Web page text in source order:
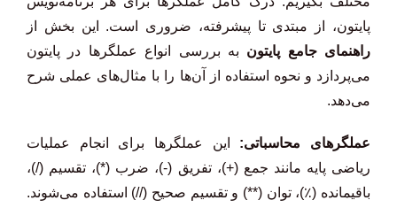
پایتون، از مبتدی تا پیشرفته، ضروری است. این بخش از
راهنمای جامع پایتون به بررسی انواع عملگرها در پایتون
می‌پردازد و نحوه استفاده از آن‌ها را با مثال‌های عملی شرح
می‌دهد.
عملگرهای محاسباتی: این عملگرها برای انجام عملیات
ریاضی پایه مانند جمع (+)، تفریق (-)، ضرب (*)، تقسیم (/)،
باقیمانده (٪)، توان (**) و تقسیم صحیح (//) استفاده می‌شوند.